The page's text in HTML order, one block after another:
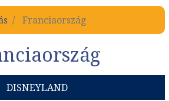
Franciaország
DISNEYLAND